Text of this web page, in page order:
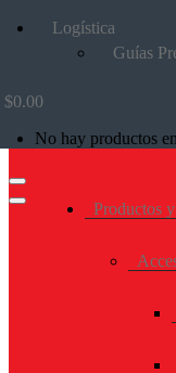
Logística
Guías
$0.00
No hay productos
Productos